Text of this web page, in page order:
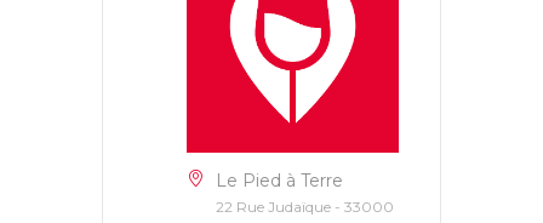
Le Pied à Terre
22 Rue Judaïque - 33000